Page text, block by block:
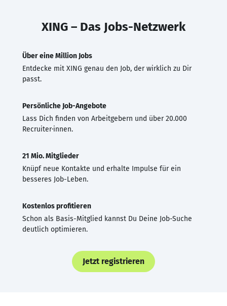
XING – Das Jobs-Netzwerk
Über eine Million Jobs
Entdecke mit XING genau den Job, der wirklich zu Dir
passt.
Persönliche Job-Angebote
Lass Dich finden von Arbeitgebern und über 20.000
Recruiter·innen.
21 Mio. Mitglieder
Knüpf neue Kontakte und erhalte Impulse für ein
besseres Job-Leben.
Kostenlos profitieren
Schon als Basis-Mitglied kannst Du Deine Job-Suche
deutlich optimieren.
Jetzt registrieren